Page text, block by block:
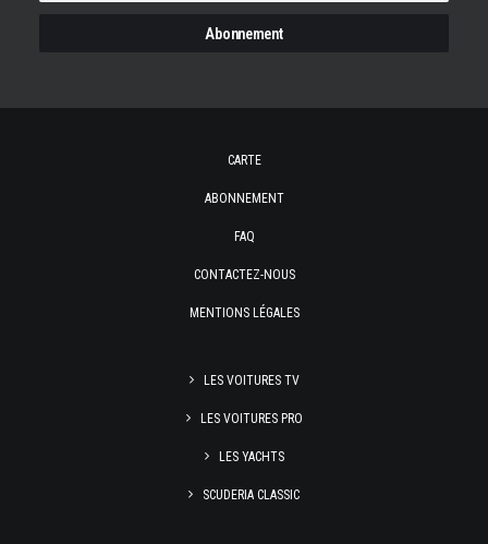
CARTE
ABONNEMENT
FAQ
CONTACTEZ-NOUS
MENTIONS LÉGALES
LES VOITURES TV
LES VOITURES PRO
LES YACHTS
SCUDERIA CLASSIC